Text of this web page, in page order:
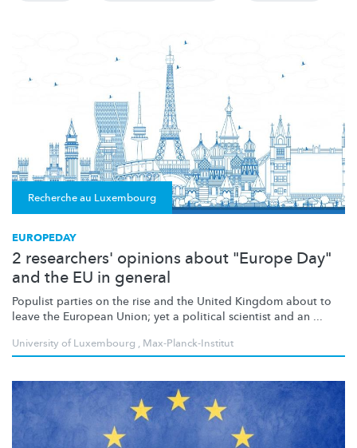
Recherche au Luxembourg
EUROPEDAY
2 researchers' opinions about "Europe Day"
and the EU in general
Populist parties on the rise and the United Kingdom about to
leave the European Union; yet a political scientist and an ...
University of Luxembourg , Max-Planck-Institut